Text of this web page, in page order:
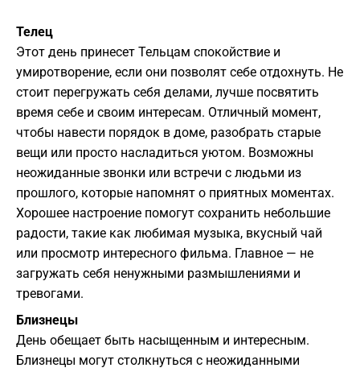
Телец
Этот день принесет Тельцам спокойствие и
умиротворение, если они позволят себе отдохнуть. Не
стоит перегружать себя делами, лучше посвятить
время себе и своим интересам. Отличный момент,
чтобы навести порядок в доме, разобрать старые
вещи или просто насладиться уютом. Возможны
неожиданные звонки или встречи с людьми из
прошлого, которые напомнят о приятных моментах.
Хорошее настроение помогут сохранить небольшие
радости, такие как любимая музыка, вкусный чай
или просмотр интересного фильма. Главное — не
загружать себя ненужными размышлениями и
тревогами.
Близнецы
День обещает быть насыщенным и интересным.
Близнецы могут столкнуться с неожиданными